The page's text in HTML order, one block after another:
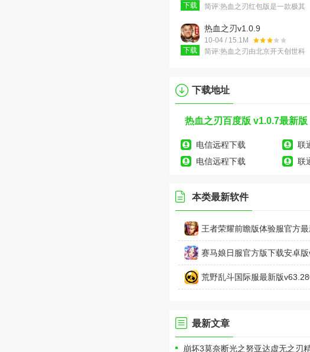
下载
简评:热血之刃红包版是一款极其
戏，热血之刃红包版拥有震撼的
游戏场景和百变人物造型
下载
热血之刃v1.0.9
10-04 / 15.1M
简评:热血之刃由北京开天创世科
下载地址
热血之刃百度版 v1.0.7最新版
电信远程下载
联
电信远程下载
联
本类最新软件
王者荣耀前瞻版体验服官方
卓
赛马娘日服官方版下载安卓
荒野乱斗国际服最新版
最新文章
崩坏3莫奈断光之努亚达虚无之刃